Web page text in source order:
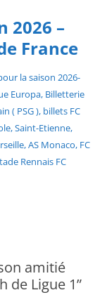
2026 –
France
la saison 2026-
Europa, Billetterie
( PSG ), billets FC
Saint-Etienne,
AS Monaco, FC
Rennais FC
amitié
de Ligue 1”